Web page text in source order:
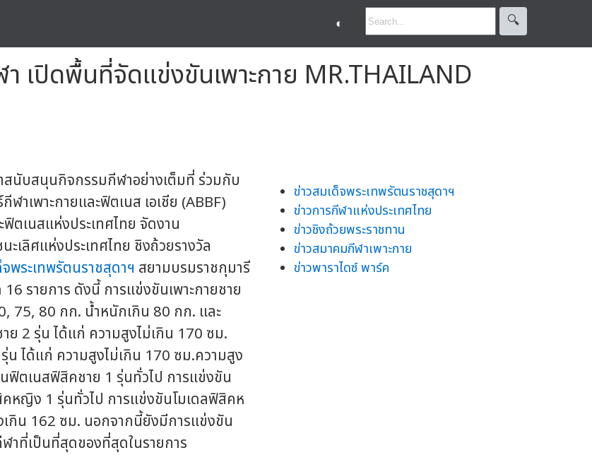
◐ 🔍︎
เปิดพื้นที่จัดแข่งขันเพาะกาย MR.THAILAND
สนับสนุนกิจกรรมกีฬาอย่างเต็มที่ ร่วมกับ
าเพาะกายและฟิตเนส เอเชีย (ABBF)
ฟิตเนสแห่งประเทศไทย จัดงาน
เลิศแห่งประเทศไทย ชิงถ้วยรางวัล
พระเทพรัตนราชสุดาฯ สยามบรมราชกุมารี
รายการ ดังนี้ การแข่งขันเพาะกายชาย
75, 80 กก. น้ำหนักเกิน 80 กก. และ
ย 2 รุ่น ได้แก่ ความสูงไม่เกิน 170 ซม.
ได้แก่ ความสูงไม่เกิน 170 ซม.ความสูง
ฟิตเนสฟิสิคชาย 1 รุ่นทั่วไป การแข่งขัน
ญิง 1 รุ่นทั่วไป การแข่งขันโมเดลฟิสิคห
กิน 162 ซม. นอกจากนี้ยังมีการแข่งขัน
าที่เป็นที่สุดของที่สุดในรายการ
ข่าวสมเด็จพระเทพรัตนราชสุดาฯ
ข่าวการกีฬาแห่งประเทศไทย
ข่าวชิงถ้วยพระราชทาน
ข่าวสมาคมกีฬาเพาะกาย
ข่าวพาราไดซ์ พาร์ค